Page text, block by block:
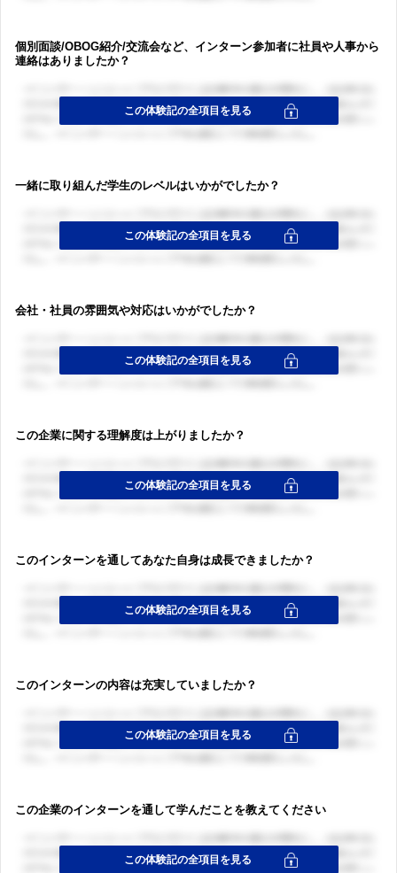
個別面談/OBOG紹介/交流会など、インターン参加者に社員や人事から
連絡はありましたか？
一緒に取り組んだ学生のレベルはいかがでしたか？
会社・社員の雰囲気や対応はいかがでしたか？
この企業に関する理解度は上がりましたか？
このインターンを通してあなた自身は成長できましたか？
このインターンの内容は充実していましたか？
この企業のインターンを通して学んだことを教えてください